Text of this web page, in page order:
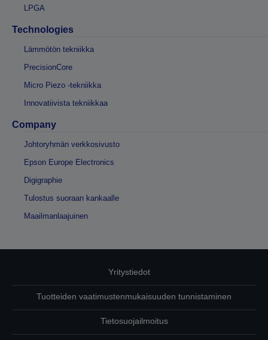
LPGA
Technologies
Lämmötön tekniikka
PrecisionCore
Micro Piezo -tekniikka
Innovatiivista tekniikkaa
Company
Johtoryhmän verkkosivusto
Epson Europe Electronics
Digigraphie
Tulostus suoraan kankaalle
Maailmanlaajuinen
Yritystiedot
Tuotteiden vaatimustenmukaisuuden tunnistaminen
Tietosuojailmoitus